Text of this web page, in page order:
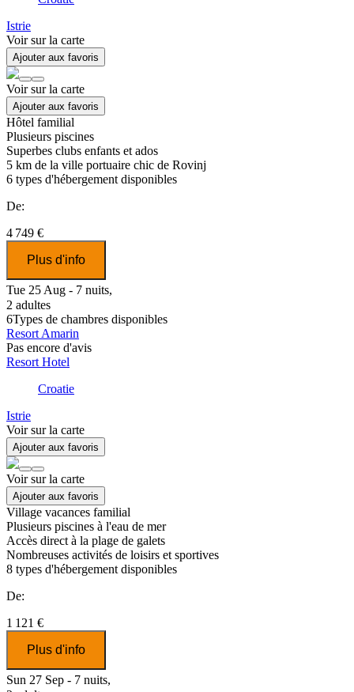
Istrie
Voir sur la carte
Ajouter aux favoris
Voir sur la carte
Ajouter aux favoris
Hôtel familial
Plusieurs piscines
Superbes clubs enfants et ados
5 km de la ville portuaire chic de Rovinj
6 types d'hébergement disponibles
De:
4 749 €
Plus d'info
Tue 25 Aug - 7 nuits,
2 adultes
6Types de chambres disponibles
Resort Amarin
Pas encore d'avis
Resort Hotel
Croatie
Istrie
Voir sur la carte
Ajouter aux favoris
Voir sur la carte
Ajouter aux favoris
Village vacances familial
Plusieurs piscines à l'eau de mer
Accès direct à la plage de galets
Nombreuses activités de loisirs et sportives
8 types d'hébergement disponibles
De:
1 121 €
Plus d'info
Sun 27 Sep - 7 nuits,